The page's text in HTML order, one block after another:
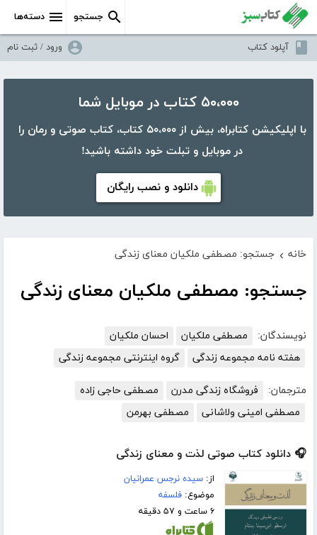
دسته‌ها جستجو
آپلود کتاب ورود / ثبت نام
۵۰،۰۰۰ کتاب در موبایل شما
با اپلیکیشن کتابراه، بیش از ۵۰،۰۰۰ کتاب، کتاب صوتی و رمان را
در موبایل و تبلت خود داشته باشید!
دانلود و نصب رایگان
خانه › جستجو: مصطفی ملکیان معنای زندگی
جستجو: مصطفی ملکیان معنای زندگی
نویسندگان: مصطفی ملکیان
احسان ملکیان
هفته نامه مجموعه زندگی
گروه اینترنتی مجموعه زندگی
مترجمان: فروشگاه زندگی مدرن
مصطفی حاجی زاده
مصطفی امینی ولاشانی
مصطفی بهرمن
🎧 دانلود کتاب صوتی لذت و معنای زندگی
از:سیده نرجس عمرانیان
موضوع:فلسفه
۶ ساعت و ۵۷ دقیقه